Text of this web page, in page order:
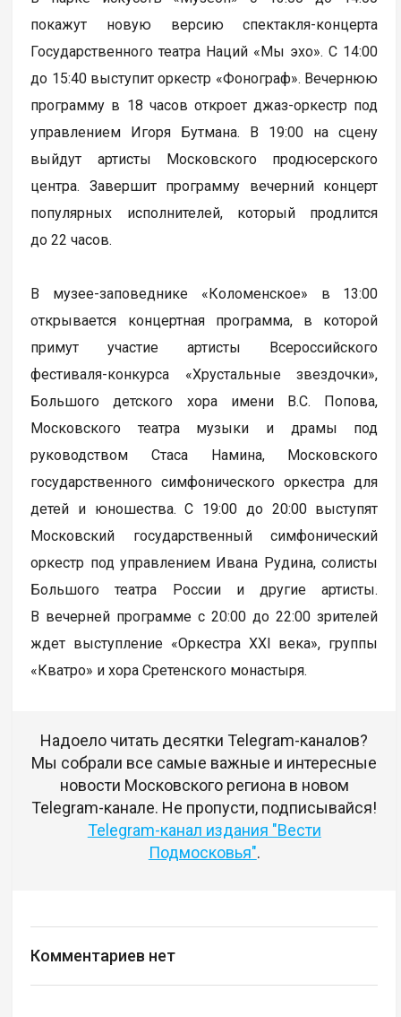
покажут новую версию спектакля-концерта
Государственного театра Наций «Мы эхо». С 14:00
до 15:40 выступит оркестр «Фонограф». Вечернюю
программу в 18 часов откроет джаз-оркестр под
управлением Игоря Бутмана. В 19:00 на сцену
выйдут артисты Московского продюсерского
центра. Завершит программу вечерний концерт
популярных исполнителей, который продлится
до 22 часов.
В музее-заповеднике «Коломенское» в 13:00
открывается концертная программа, в которой
примут участие артисты Всероссийского
фестиваля-конкурса «Хрустальные звездочки»,
Большого детского хора имени В.С. Попова,
Московского театра музыки и драмы под
руководством Стаса Намина, Московского
государственного симфонического оркестра для
детей и юношества. С 19:00 до 20:00 выступят
Московский государственный симфонический
оркестр под управлением Ивана Рудина, солисты
Большого театра России и другие артисты.
В вечерней программе с 20:00 до 22:00 зрителей
ждет выступление «Оркестра XXI века», группы
«Кватро» и хора Сретенского монастыря.
Надоело читать десятки Telegram-каналов?
Мы собрали все самые важные и интересные
новости Московского региона в новом
Telegram-канале. Не пропусти, подписывайся!
Telegram-канал издания "Вести
Подмосковья".
Комментариев нет